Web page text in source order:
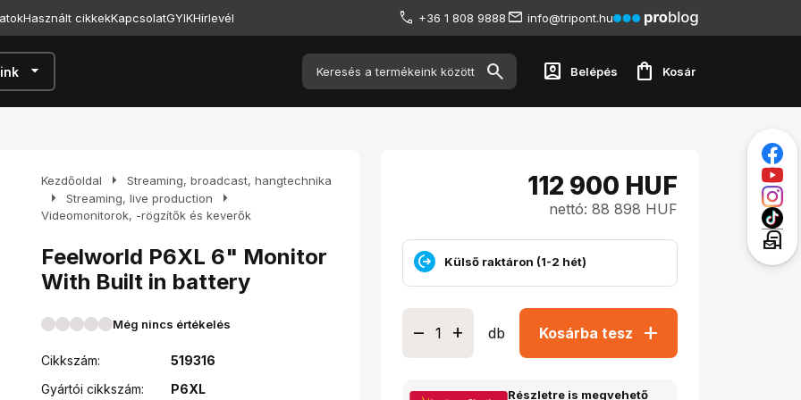
Használt cikkekKapcsolatGYIKHírlevél +36 1 808 9888 info@tripont.hu
arrow_drop_down account_box Belépés shopping_bag Kosár
Kezdőoldal arrow_right Streaming, broadcast, hangtechnika
arrow_right Streaming, live production arrow_right
Videomonitorok, -rögzítők és keverők
Feelworld P6XL 6" Monitor
With Built in battery
Még nincs értékelés
Cikkszám:
519316
Gyártói cikkszám:
P6XL
112 900 HUF
nettó: 88 898 HUF
Külső raktáron (1-2 hét)
db Kosárba tesz add
Részletre is megvehető
local_post_office